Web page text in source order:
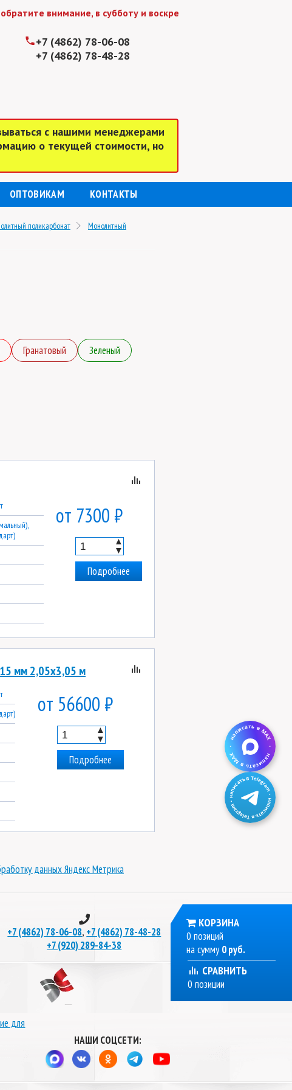
внимание, в субботу и воскресенье мы работаем до 15:00
+7 (4862) 78-06-08
+7 (4862) 78-48-28
с нашими менеджерами
о текущей стоимости, но
ОПТОВИКАМ КОНТАКТЫ
поликарбонат
Монолитный
Гранатовый
Зеленый
от 7300 ₽
▲
▼
Подробнее
мм 2,05х3,05 м
от 56600 ₽
▲
▼
Подробнее
данных Яндекс Метрика
+7 (4862) 78-06-08, +7 (4862) 78-48-28
+7 (920) 289-84-38
для
НАШИ СОЦСЕТИ:
КОРЗИНА
0 позиций
на сумму0 руб.
СРАВНИТЬ
0 позиции